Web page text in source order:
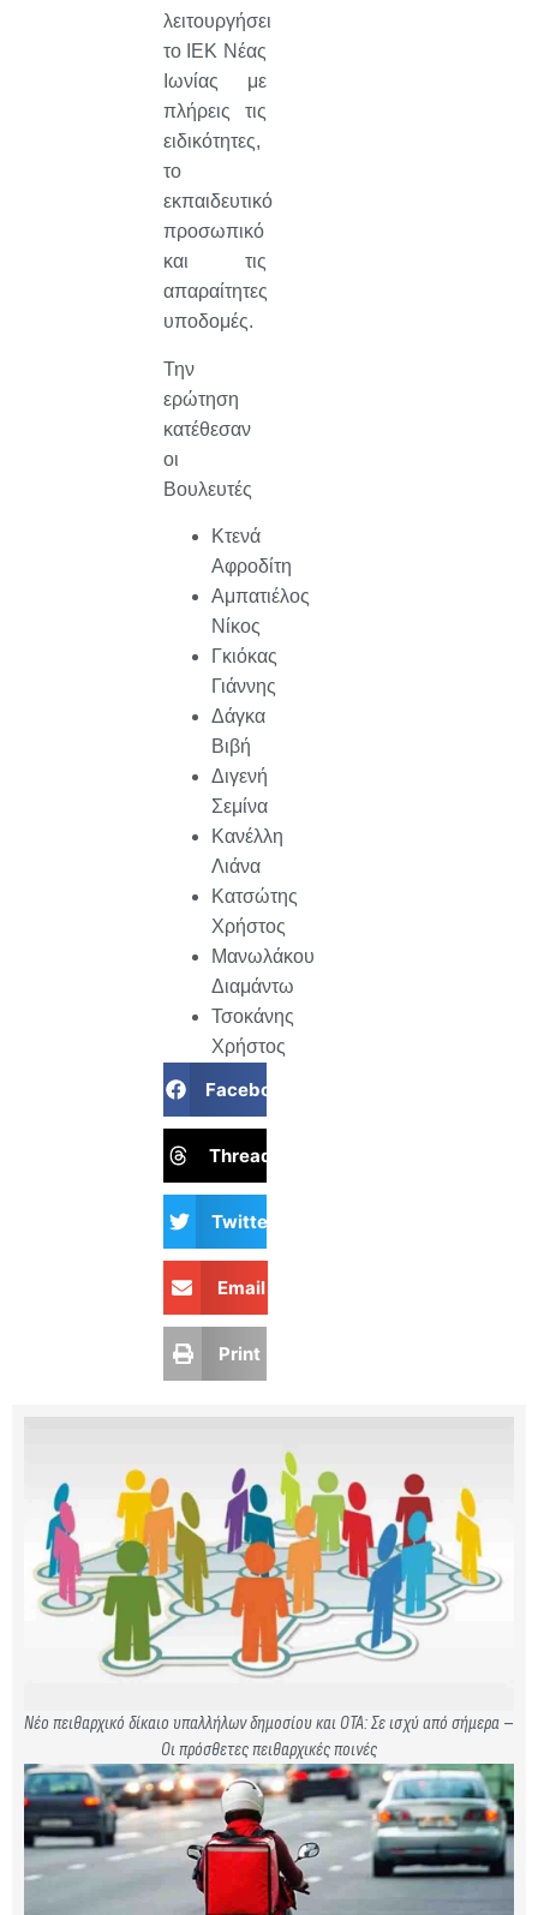
λειτουργήσει
το ΙΕΚ Νέας
Ιωνίας με
πλήρεις τις
ειδικότητες,
το
εκπαιδευτικό
προσωπικό
και τις
απαραίτητες
υποδομές.
Την
ερώτηση
κατέθεσαν
οι
Βουλευτές
Κτενά
Αφροδίτη
Αμπατιέλος
Νίκος
Γκιόκας
Γιάννης
Δάγκα
Βιβή
Διγενή
Σεμίνα
Κανέλλη
Λιάνα
Κατσώτης
Χρήστος
Μανωλάκου
Διαμάντω
Τσοκάνης
Χρήστος
Facebook
Threads
Twitter
Email
Print
Νέο πειθαρχικό δίκαιο υπαλλήλων δημοσίου και ΟΤΑ: Σε ισχύ από σήμερα –
Οι πρόσθετες πειθαρχικές ποινές